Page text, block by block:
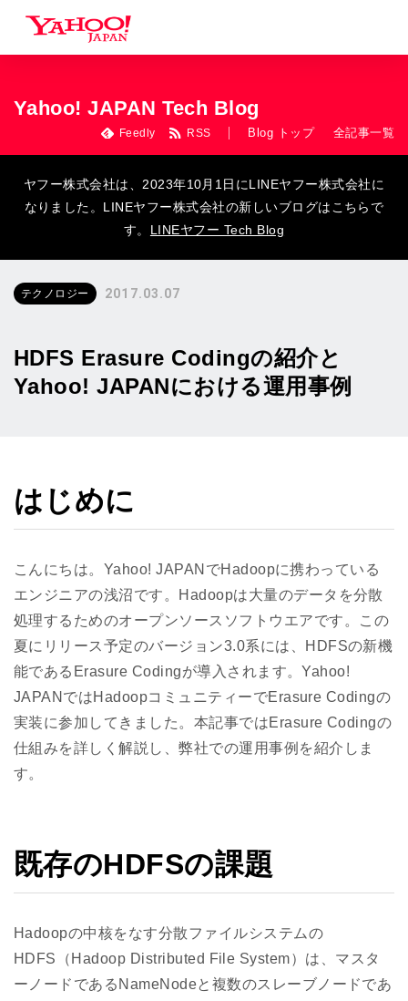
Yahoo! JAPAN Tech Blog
Feedly RSS Blog トップ 全記事一覧
ヤフー株式会社は、2023年10月1日にLINEヤフー株式会社に
なりました。LINEヤフー株式会社の新しいブログはこちらで
す。 LINEヤフー Tech Blog
テクノロジー 2017.03.07
HDFS Erasure Codingの紹介と
Yahoo! JAPANにおける運用事例
はじめに
こんにちは。Yahoo! JAPANでHadoopに携わっている
エンジニアの浅沼です。Hadoopは大量のデータを分散
処理するためのオープンソースソフトウエアです。この
夏にリリース予定のバージョン3.0系には、HDFSの新機
能であるErasure Codingが導入されます。Yahoo!
JAPANではHadoopコミュニティーでErasure Codingの
実装に参加してきました。本記事ではErasure Codingの
仕組みを詳しく解説し、弊社での運用事例を紹介しま
す。
既存のHDFSの課題
Hadoopの中核をなす分散ファイルシステムの
HDFS（Hadoop Distributed File System）は、マスタ
ーノードであるNameNodeと複数のスレーブノードであ